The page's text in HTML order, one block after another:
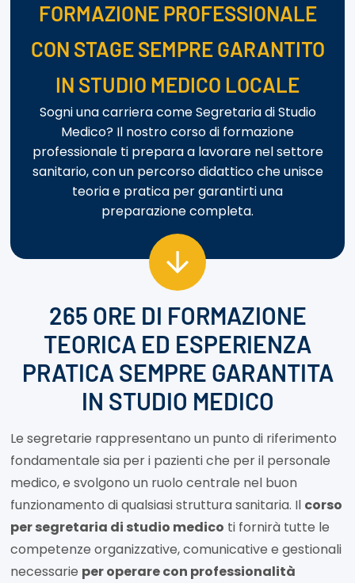
FORMAZIONE PROFESSIONALE
CON STAGE SEMPRE GARANTITO
IN STUDIO MEDICO LOCALE
Sogni una carriera come Segretaria di Studio
Medico? Il nostro corso di formazione
professionale ti prepara a lavorare nel settore
sanitario, con un percorso didattico che unisce
teoria e pratica per garantirti una
preparazione completa.
265 ORE DI FORMAZIONE
TEORICA ED ESPERIENZA
PRATICA SEMPRE GARANTITA
IN STUDIO MEDICO
Le segretarie rappresentano un punto di riferimento
fondamentale sia per i pazienti che per il personale
medico, e svolgono un ruolo centrale nel buon
funzionamento di qualsiasi struttura sanitaria. Il corso
per segretaria di studio medico ti fornirà tutte le
competenze organizzative, comunicative e gestionali
necessarie per operare con professionalità